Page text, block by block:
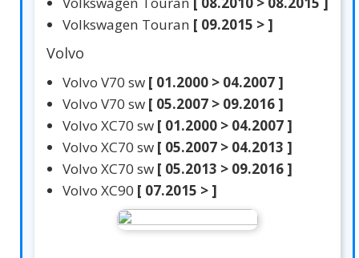
Volkswagen Touran [ 09.2015 > ]
Volvo
Volvo V70 sw [ 01.2000 > 04.2007 ]
Volvo V70 sw [ 05.2007 > 09.2016 ]
Volvo XC70 sw [ 01.2000 > 04.2007 ]
Volvo XC70 sw [ 05.2007 > 04.2013 ]
Volvo XC70 sw [ 05.2013 > 09.2016 ]
Volvo XC90 [ 07.2015 > ]